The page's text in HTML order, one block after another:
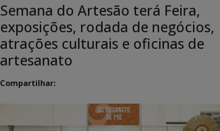
Semana do Artesão terá Feira,
exposições, rodada de negócios,
atrações culturais e oficinas de
artesanato
Compartilhar: